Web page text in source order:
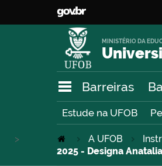
MINISTÉRIO DA
Barreiras
Estude na UFOB
A UFOB
>
2025 - Designa